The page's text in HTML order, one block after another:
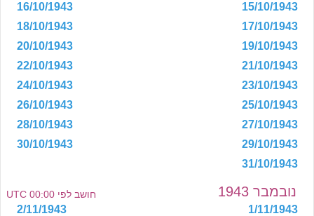
15/10/1943
16/10/1943
17/10/1943
18/10/1943
19/10/1943
20/10/1943
21/10/1943
22/10/1943
23/10/1943
24/10/1943
25/10/1943
26/10/1943
27/10/1943
28/10/1943
29/10/1943
30/10/1943
31/10/1943
נובמבר 1943 חושב לפי 00:00 UTC
1/11/1943
2/11/1943